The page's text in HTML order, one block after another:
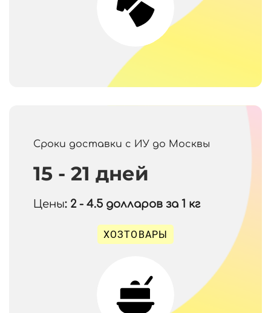
Сроки доставки с ИУ до Москвы
15 - 21 дней
Цены: 2 - 4.5 долларов за 1 кг
ХОЗТОВАРЫ